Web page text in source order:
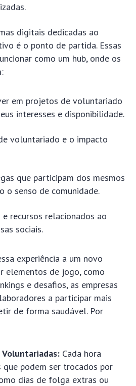
digitais dedicadas ao
é o ponto de partida. Essas
como um hub, onde os
em projetos de voluntariado
interesses e disponibilidade.
voluntariado e o impacto
que participam dos mesmos
o senso de comunidade.
recursos relacionados ao
sociais.
experiência a um novo
elementos de jogo, como
e desafios, as empresas
a participar mais
de forma saudável. Por
Voluntariadas: Cada hora
podem ser trocados por
dias de folga extras ou